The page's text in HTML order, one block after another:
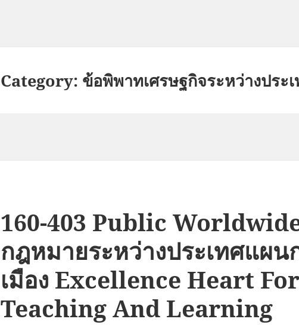
Category: ข้อพิพาทเศรษฐกิจระหว่างประ
160-403 Public
กฎหมายระหว่างประเทศแผน
เมือง Excellence Heart For
Teaching And Learning